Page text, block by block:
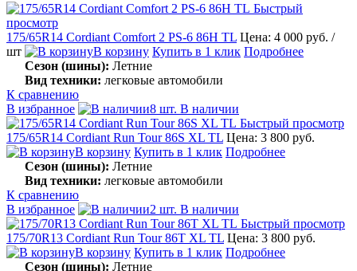
Быстрый
просмотр
175/65R14 Cordiant Comfort 2 PS-6 86H TL Цена: 4 000 руб. /
шт
В корзину Купить в 1 клик Подробнее
Сезон (шины): Летние
Вид техники: легковые автомобили
К сравнению
В избранное
8 шт. В наличии
Быстрый просмотр
175/65R14 Cordiant Run Tour 86S XL TL Цена: 3 800 руб.
В корзину Купить в 1 клик Подробнее
Сезон (шины): Летние
Вид техники: легковые автомобили
К сравнению
В избранное
2 шт. В наличии
Быстрый просмотр
175/70R13 Cordiant Run Tour 86T XL TL Цена: 3 800 руб.
В корзину Купить в 1 клик Подробнее
Сезон (шины): Летние